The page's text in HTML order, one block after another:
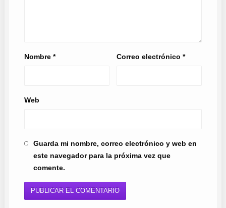
Nombre * Correo electrónico*
Web
Guarda mi nombre, correo electrónico y web en
este navegador para la próxima vez que
comente.